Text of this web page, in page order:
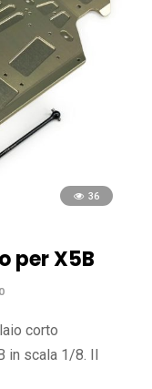
36
per X5B
0
corto
in scala 1/8. Il